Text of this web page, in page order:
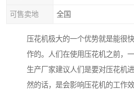
可售卖地 全国
压花机极大的一个优势就是能很
作的。人们在使用压花机之前，
生产厂家建议人们是要对压花机
然的话，是会影响压花机的工作